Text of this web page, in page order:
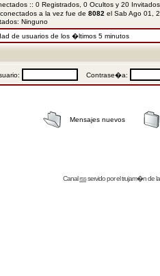
:: 0 Registrados, 0 Ocultos y 20
a la vez fue de 8082 el Sab Ago 01,
Ninguno
de usuarios de los �ltimos 5 minutos
Contrase�a:
Mensajes nuevos
Canalrssservido por eltrujam�nde